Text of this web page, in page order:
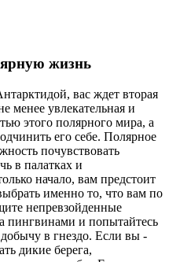
жизнь
вас ждет вторая
менее увлекательная и
этого полярного мира, а
его себе. Полярное
почувствовать
в палатках и
начало, вам предстоит
именно то, что вам по
непревзойденные
пингвинами и попытайтесь
в гнездо. Если вы -
дикие берега,